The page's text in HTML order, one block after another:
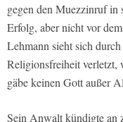
gegen den Muezzinruf in
Erfolg, aber nicht vor
Lehmann sieht sich
Religionsfreiheit verletzt,
gäbe keinen Gott außer
Sein Anwalt kündigte an